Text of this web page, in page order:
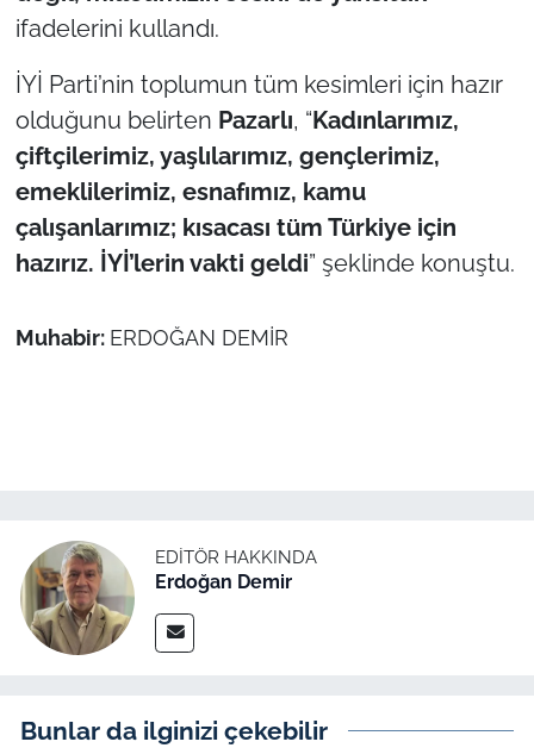
ifadelerini kullandı.
İYİ Parti’nin toplumun tüm kesimleri için hazır
olduğunu belirten Pazarlı, “Kadınlarımız,
çiftçilerimiz, yaşlılarımız, gençlerimiz,
emeklilerimiz, esnafımız, kamu
çalışanlarımız; kısacası tüm Türkiye için
hazırız. İYİ’lerin vakti geldi” şeklinde konuştu.
Muhabir: ERDOĞAN DEMİR
EDITÖR HAKKINDA
Erdoğan Demir
Bunlar da ilginizi çekebilir